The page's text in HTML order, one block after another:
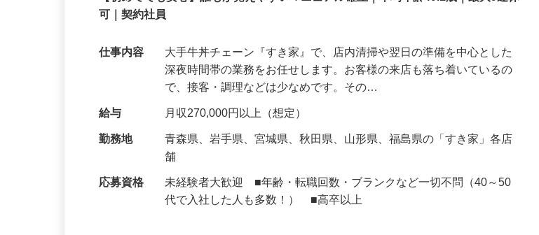
【初めてでも安心】誰もが覚えやすいマニュアル確立｜平均年齢49.1歳｜最大9連休
大手牛丼チェーン『すき家』で、店内清掃や翌日の準備を中心とした
深夜時間帯の業務をお任せします。お客様の来店も落ち着いているの
で、接客・調理などは少なめです。その…
給与 月収270,000円以上（想定）
青森県、岩手県、宮城県、秋田県、山形県、福島県の「すき家」各店
舗
未経験者大歓迎 ■年齢・転職回数・ブランクなど一切不問（40～50